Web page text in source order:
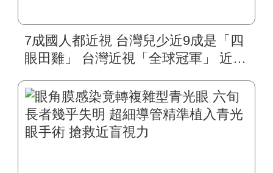
7成國人都近視 台灣兒少近9成是「四
眼田雞」 台灣近視「全球冠軍」 近視
眼科醫學中心：首重角膜安全